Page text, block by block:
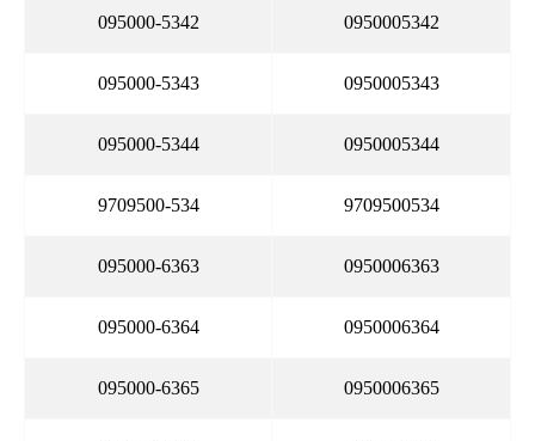
095000-5342 0950005342
095000-5343 0950005343
095000-5344 0950005344
9709500-534 9709500534
095000-6363 0950006363
095000-6364 0950006364
095000-6365 0950006365